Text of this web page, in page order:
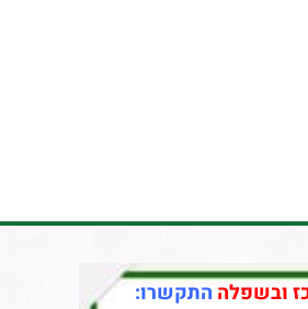
ובשפלה התקשרו: